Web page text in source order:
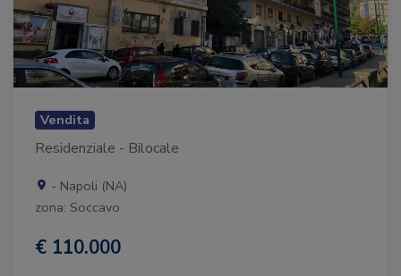
Vendita
Residenziale - Bilocale
- Napoli (NA)
zona: Soccavo
€ 110.000